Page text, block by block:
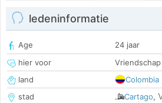
ledeninformatie
Age
24 jaar
hier voor
Vriendschap
land
Colombia
stad
Cartago,